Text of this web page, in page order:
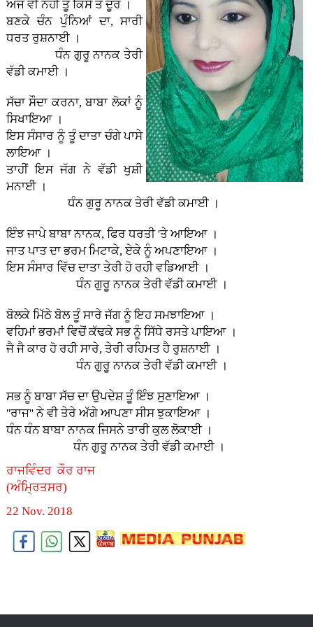
ਅੱਜ ਵੀ ਨਹੀਂ ਤੂੰ ਕਿਸੇ ਤੋਂ ਦੂਰ ।
ਬਣਕੇ ਚੰਨ ਪੁੰਨਿਆਂ ਦਾ, ਸਾਰੀ
ਧਰਤ ਰੁਸ਼ਨਾਈ ।
ਧੰਨ ਗੁਰੂ ਨਾਨਕ ਤੇਰੀ
ਵੱਡੀ ਕਮਾਈ ।
ਸੱਚਾ ਸੌਦਾ ਕਰਨਾ, ਬਾਬਾ ਲੋਕਾਂ ਨੂੰ
ਸਿਖਾਇਆ ।
ਇਸ ਸੰਸਾਰ ਨੂੰ ਤੂੰ ਦਾਤਾ ਚੰਗੇ ਪਾਸੇ
ਲਾਇਆ ।
ਤਾਹੀਂ ਇਸ ਜੱਗ ਨੇ ਵੱਡੀ ਖੁਸ਼ੀ
ਮਨਾਈ ।
ਧੰਨ ਗੁਰੂ ਨਾਨਕ ਤੇਰੀ ਵੱਡੀ ਕਮਾਈ ।
ਇੰਝ ਜਾਪੇ ਬਾਬਾ ਨਾਨਕ, ਫਿਰ ਧਰਤੀ 'ਤੇ ਆਇਆ ।
ਜਾਤ ਪਾਤ ਦਾ ਭਰਮ ਮਿਟਾਕੇ, ਏਕੇ ਨੂੰ ਅਪਣਾਇਆ ।
ਇਸ ਸੰਸਾਰ ਵਿੱਚ ਦਾਤਾ ਤੇਰੀ ਹੋ ਰਹੀ ਵਡਿਆਈ ।
ਧੰਨ ਗੁਰੂ ਨਾਨਕ ਤੇਰੀ ਵੱਡੀ ਕਮਾਈ ।
ਬੋਲਕੇ ਮਿੱਠੇ ਬੋਲ ਤੂੰ ਸਾਰੇ ਜੱਗ ਨੂੰ ਇਹ ਸਮਝਾਇਆ ।
ਵਹਿਮਾਂ ਭਰਮਾਂ ਵਿਚੋਂ ਕੱਢਕੇ ਸਭ ਨੂੰ ਸਿੱਧੇ ਰਸਤੇ ਪਾਇਆ ।
ਜੈ ਜੈ ਕਾਰ ਹੋ ਰਹੀ ਸਾਰੇ, ਤੇਰੀ ਰਹਿਮਤ ਹੈ ਰੁਸ਼ਨਾਈ ।
ਧੰਨ ਗੁਰੂ ਨਾਨਕ ਤੇਰੀ ਵੱਡੀ ਕਮਾਈ ।
ਸਭ ਨੂੰ ਬਾਬਾ ਸੱਚ ਦਾ ਉਪਦੇਸ਼ ਤੂੰ ਇੰਝ ਸੁਣਾਇਆ ।
''ਰਾਜ'' ਨੇ ਵੀ ਤੇਰੇ ਅੱਗੇ ਆਪਣਾ ਸੀਸ ਝੁਕਾਇਆ ।
ਧੰਨ ਧੰਨ ਬਾਬਾ ਨਾਨਕ ਜਿਸਨੇ ਤਾਰੀ ਕੁਲ ਲੋਕਾਈ ।
ਧੰਨ ਗੁਰੂ ਨਾਨਕ ਤੇਰੀ ਵੱਡੀ ਕਮਾਈ ।
ਰਾਜਵਿੰਦਰ ਕੌਰ ਰਾਜ
(ਅੰਮ੍ਰਿਤਸਰ)
22 Nov. 2018